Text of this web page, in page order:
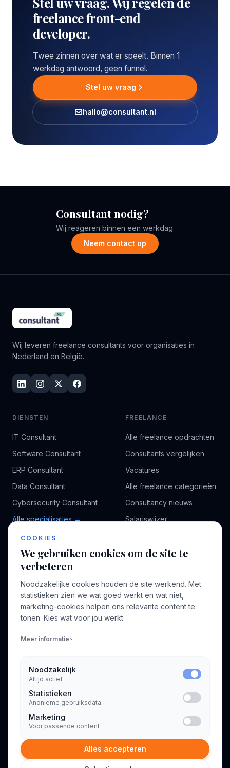
freelance front-end
developer.
Twee zinnen over wat er speelt. Binnen 1
werkdag antwoord, geen funnel.
Stel uw vraag
hallo@consultant.nl
Consultant nodig?
Wij reageren binnen een werkdag.
Neem contact op
Wij leveren freelance consultants voor organisaties in
Nederland en België.
DIENSTEN
IT Consultant
Software Consultant
ERP Consultant
Data Consultant
Cybersecurity Consultant
Alle specialisaties →
FREELANCE
Alle freelance opdrachten
Consultants vergelijken
Vacatures
Alle freelance categorieën
Consultancy nieuws
Salariswijzer
BEDRIJF
Over ons
Voor opdrachtgevers
Profiel aanmaken
INFORMATIE
Algemene voorwaarden
Privacyverklaring
COOKIES
We gebruiken cookies om de site te
verbeteren
Noodzakelijke cookies houden de site werkend. Met
statistieken zien we wat goed werkt en wat niet,
marketing-cookies helpen ons relevante content te
tonen. Kies wat voor jou werkt.
Meer informatie
Noodzakelijk
Altijd actief
Statistieken
Anonieme gebruiksdata
Marketing
Voor passende content
Alles accepteren